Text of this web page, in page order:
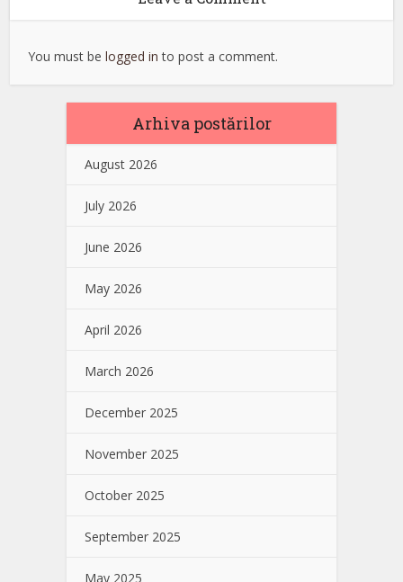
You must belogged in to post a comment.
Arhiva postărilor
August 2026
July 2026
June 2026
May 2026
April 2026
March 2026
December 2025
November 2025
October 2025
September 2025
May 2025